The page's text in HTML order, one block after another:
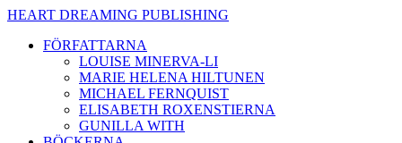
HEART DREAMING PUBLISHING
FÖRFATTARNA
LOUISE MINERVA-LI
MARIE HELENA HILTUNEN
MICHAEL FERNQUIST
ELISABETH ROXENSTIERNA
GUNILLA WITH